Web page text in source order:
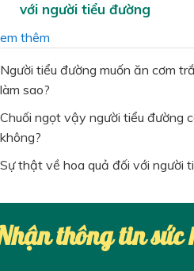
với người tiểu đường
thêm
Người tiểu đường muốn ăn cơm
làm sao?
Chuối ngọt vậy người tiểu đường
không?
Sự thật về hoa quả đối với người
thông tin sức